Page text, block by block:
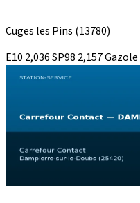
Cuges les Pins (13780)
E10 2,036SP98 2,157Gazole